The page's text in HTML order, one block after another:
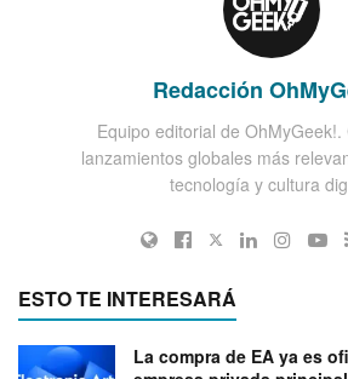
Redacción
Equipo editorial de
lanzamientos globales más
tecnología y cultura
ESTO TE INTERESARÁ
La compra de EA ya es